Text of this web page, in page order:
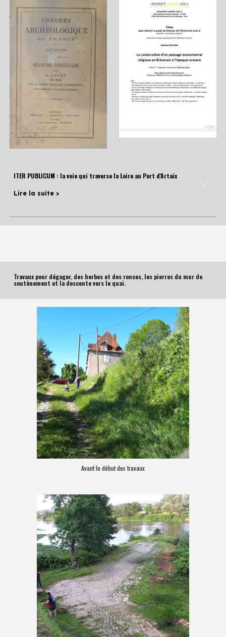
ITER PUBLICUM : la voie qui traverse la Loire au Port d'Artaix
Lire la suite >
Travaux pour dégager, des herbes et des ronces, les pierres du mur de
soutènement et la descente vers le quai.
Avant le début des travaux